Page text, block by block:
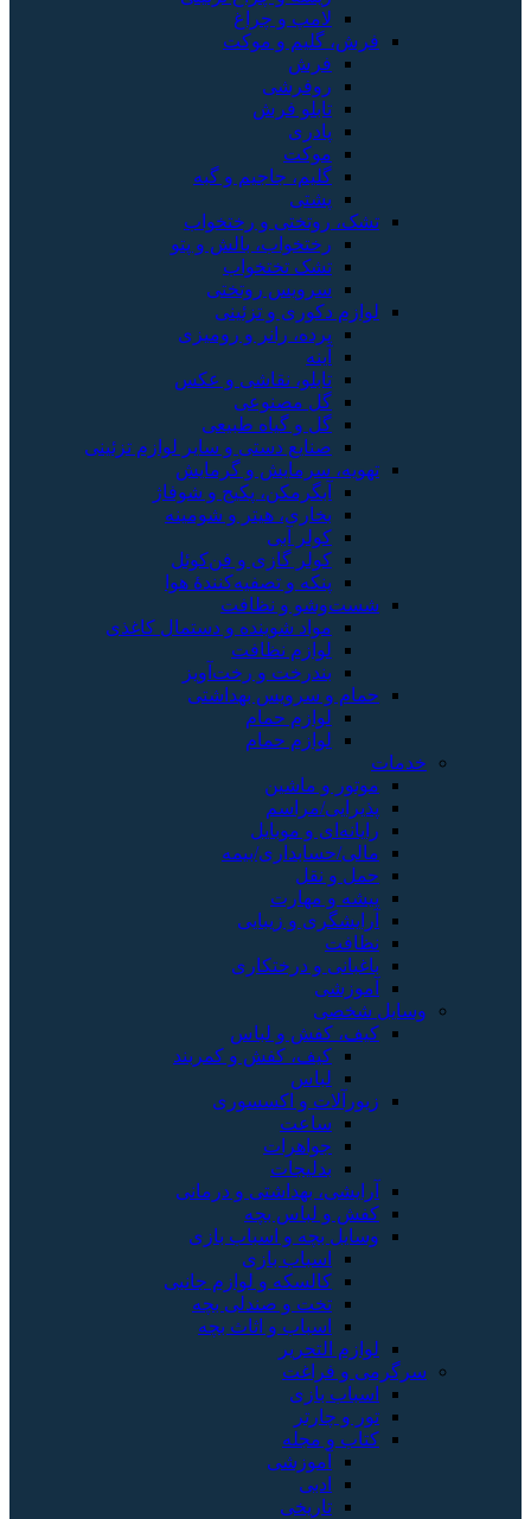
لامپ و چراغ
فرش، گلیم و موکت
فرش
روفرشی
تابلو فرش
پادری
موکت
گلیم، جاجیم و گبه
پشتی
تشک، روتختی و رختخواب
رختخواب، بالش و پتو
تشک تختخواب
سرویس روتختی
لوازم دکوری و تزئینی
پرده، رانر و رومیزی
آینه
تابلو، نقاشی و عکس
گل مصنوعی
گل و گیاه طبیعی
صنایع دستی و سایر لوازم تزئینی
تهویه، سرمایش و گرمایش
آبگرمکن، پکیج و شوفاژ
بخاری، هیتر و شومینه
کولر آبی
کولر گازی و فن‌کوئل
پنکه و تصفیه‌کنندهٔ هوا
شست‌وشو و نظافت
مواد شوینده و دستمال کاغذی
لوازم نظافت
بندرخت و رخت‌آویز
حمام و سرویس بهداشتی
لوازم حمام
لوازم حمام
خدمات
موتور و ماشین
پذیرایی/مراسم
رایانه‌ای و موبایل
مالی/حسابداری/بیمه
حمل و نقل
پیشه و مهارت
آرایشگری و زیبایی
نظافت
باغبانی و درختکاری
آموزشی
وسایل شخصی
کیف، کفش و لباس
کیف، کفش و کمربند
لباس
زیورآلات و اکسسوری
ساعت
جواهرات
بدلیجات
آرایشی، بهداشتی و درمانی
کفش و لباس بچه
وسایل بچه و اسباب بازی
اسباب بازی
کالسکه و لوازم جانبی
تخت و صندلی بچه
اسباب و اثاث بچه
لوازم التحریر
سرگرمی و فراغت
اسباب‌ بازی
تور و چارتر
کتاب و مجله
آموزشی
ادبی
تاریخی